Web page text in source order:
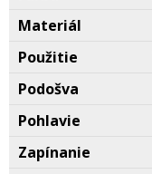
Materiál
Použitie
Podošva
Pohlavie
Zapínanie